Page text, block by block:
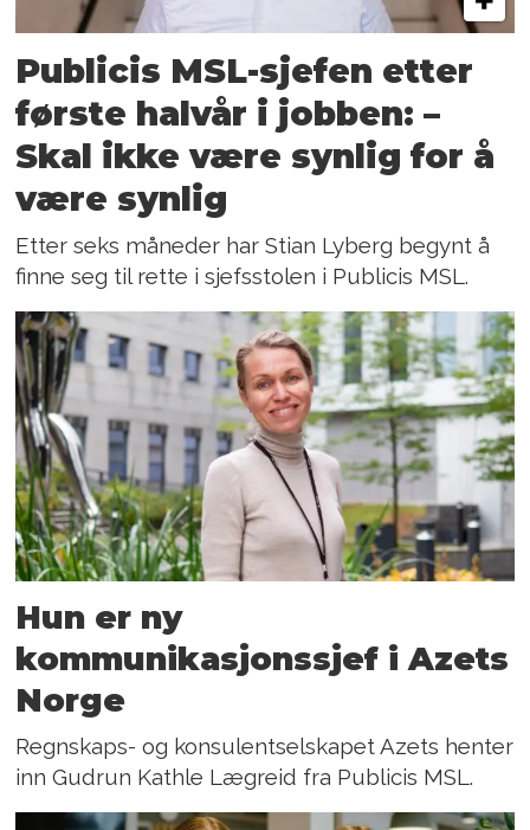
Publicis MSL-sjefen etter
første halvår i jobben: –
Skal ikke være synlig for å
være synlig
Etter seks måneder har Stian Lyberg begynt å
finne seg til rette i sjefsstolen i Publicis MSL.
Hun er ny
kommunikasjonssjef i Azets
Norge
Regnskaps- og konsulentselskapet Azets henter
inn Gudrun Kathle Lægreid fra Publicis MSL.